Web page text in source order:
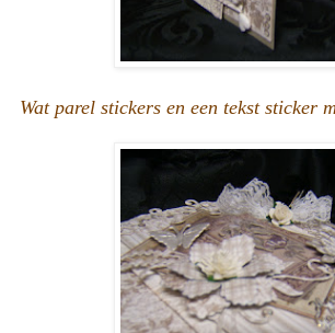
Wat parel stickers en een tekst sticker